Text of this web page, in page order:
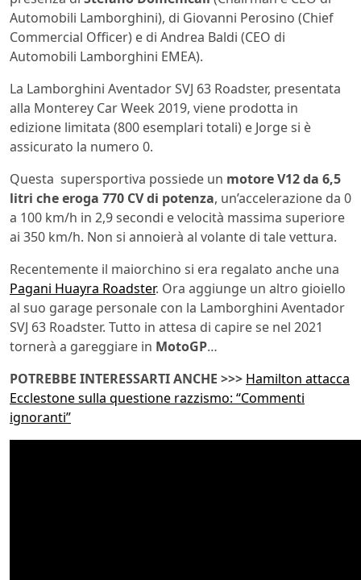
Automobili Lamborghini), di Giovanni Perosino (Chief
Commercial Officer) e di Andrea Baldi (CEO di
Automobili Lamborghini EMEA).
La Lamborghini Aventador SVJ 63 Roadster, presentata
alla Monterey Car Week 2019, viene prodotta in
edizione limitata (800 esemplari totali) e Jorge si è
assicurato la numero 0.
Questa supersportiva possiede un motore V12 da 6,5
litri che eroga 770 CV di potenza, un’accelerazione da 0
a 100 km/h in 2,9 secondi e velocità massima superiore
ai 350 km/h. Non si annoierà al volante di tale vettura.
Recentemente il maiorchino si era regalato anche una
Pagani Huayra Roadster. Ora aggiunge un altro gioiello
al suo garage personale con la Lamborghini Aventador
SVJ 63 Roadster. Tutto in attesa di capire se nel 2021
tornerà a gareggiare in MotoGP…
POTREBBE INTERESSARTI ANCHE >>> Hamilton attacca
Ecclestone sulla questione razzismo: “Commenti
ignoranti”